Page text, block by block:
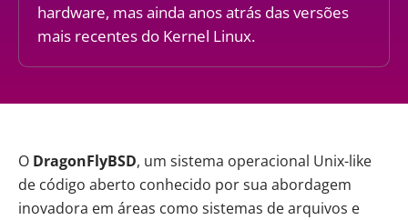
hardware, mas ainda anos atrás das versões
mais recentes do Kernel Linux.
O DragonFlyBSD, um sistema operacional Unix-like
de código aberto conhecido por sua abordagem
inovadora em áreas como sistemas de arquivos e